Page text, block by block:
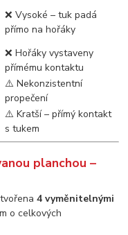
❌ Vysoké – tuk padá
přímo na hořáky
❌ Hořáky vystaveny
přímému kontaktu
⚠️ Nekonzistentní
propečení
⚠️ Kratší – přímý kontakt
s tukem
planchou –
tvořena4 vyměnitelnými
o celkových